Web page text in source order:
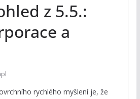
z 5.5.:
a
rychlého myšlení je, že